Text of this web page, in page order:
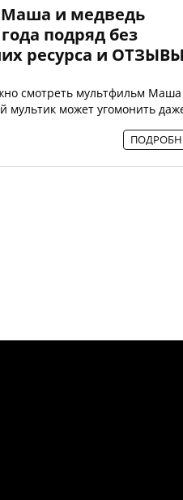
и медведь
подряд без
ресурса и ОТЗЫВЫ
смотреть мультфильм
мультик может угомонить